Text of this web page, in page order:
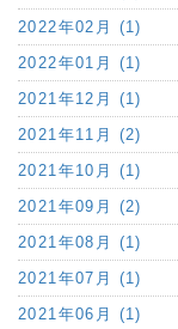
2022年02月 (1)
2022年01月 (1)
2021年12月 (1)
2021年11月 (2)
2021年10月 (1)
2021年09月 (2)
2021年08月 (1)
2021年07月 (1)
2021年06月 (1)